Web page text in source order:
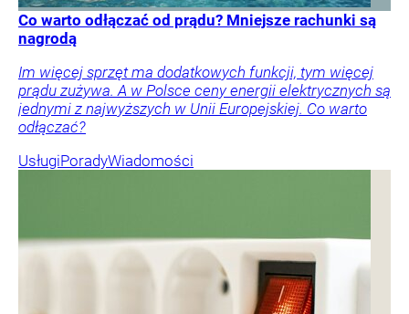
Co warto odłączać od prądu? Mniejsze rachunki są
nagrodą
Im więcej sprzęt ma dodatkowych funkcji, tym więcej
prądu zużywa. A w Polsce ceny energii elektrycznych są
jednymi z najwyższych w Unii Europejskiej. Co warto
odłączać?
UsługiPoradyWiadomości